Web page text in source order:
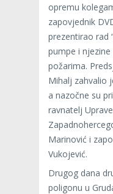
opremu
zapovjednik
prezentirao rad
pumpe i
požarima.
Mihalj zahvalio
a nazočne su
ravnatelj
Marinović i
Vukojević.
Drugog dana
poligonu u